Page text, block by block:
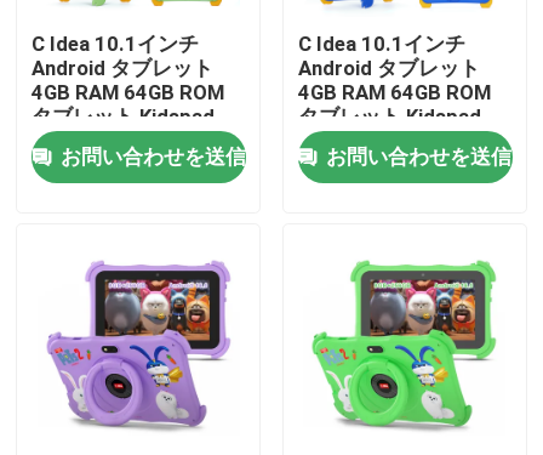
ホーム
製品
VRショー
企業情報
C Idea 10.1インチ
Android タブレット
4GB RAM 64GB ROM
タブレット Kidspad
P1100
お問い合わせを送信
C Idea 10.1インチ
Android タブレット
4GB RAM 64GB ROM
タブレット Kidspad
P1100
お問い合わせを送信